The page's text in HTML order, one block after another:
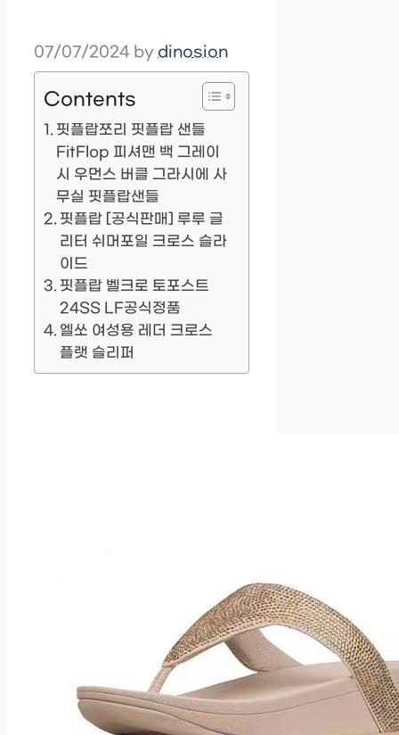
07/07/2024 by dinosion
Contents
핏플랍쪼리 핏플랍 샌들
FitFlop 피셔맨 백 그레이
시 우먼스 버클 그라시에 사
무실 핏플랍샌들
핏플랍 [공식판매] 루루 글
리터 쉬머포일 크로스 슬라
이드
핏플랍 벨크로 토포스트
24SS LF공식정품
엘쏘 여성용 레더 크로스
플랫 슬리퍼